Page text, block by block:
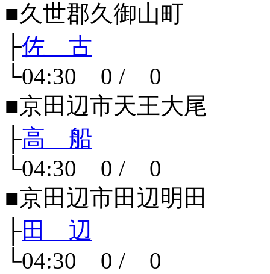
■久世郡久御山町
├佐 古
└04:30 0 / 0
■京田辺市天王大尾
├高 船
└04:30 0 / 0
■京田辺市田辺明田
├田 辺
└04:30 0 / 0